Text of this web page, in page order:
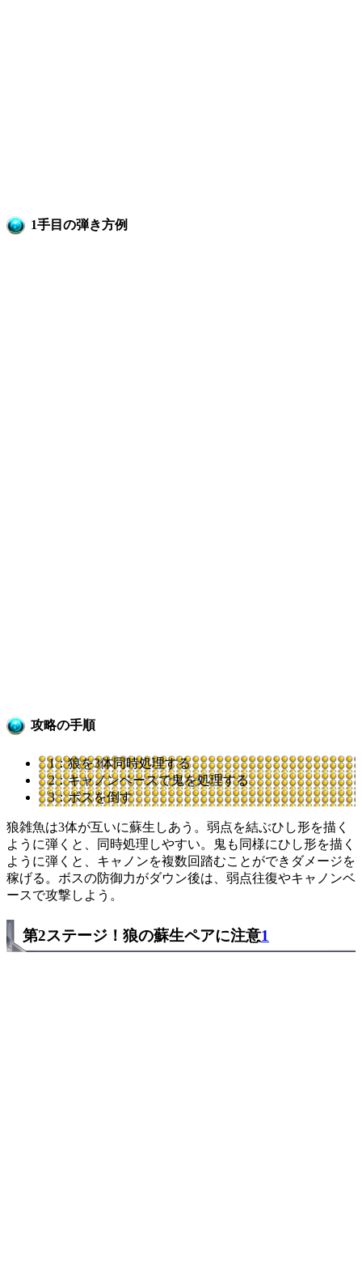
1手目の弾き方例
攻略の手順
1：狼を3体同時処理する
2：キャノンベースで鬼を処理する
3：ボスを倒す
狼雑魚は3体が互いに蘇生しあう。弱点を結ぶひし形を描く
ように弾くと、同時処理しやすい。鬼も同様にひし形を描く
ように弾くと、キャノンを複数回踏むことができダメージを
稼げる。ボスの防御力がダウン後は、弱点往復やキャノンベ
ースで攻撃しよう。
第2ステージ！狼の蘇生ペアに注意1